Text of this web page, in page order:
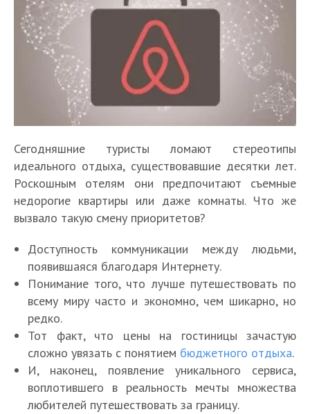
Сегодняшние туристы ломают стереотипы
идеального отдыха, существовавшие десятки лет.
Роскошным отелям они предпочитают съемные
недорогие квартиры или даже комнаты. Что же
вызвало такую смену приоритетов?
Доступность коммуникации между людьми,
появившаяся благодаря Интернету.
Понимание того, что лучше путешествовать по
всему миру часто и экономно, чем шикарно, но
редко.
Тот факт, что цены на гостиницы зачастую
сложно увязать с понятием бюджетного отдыха.
И, наконец, появление уникального сервиса,
воплотившего в реальность мечты множества
любителей путешествовать за границу.